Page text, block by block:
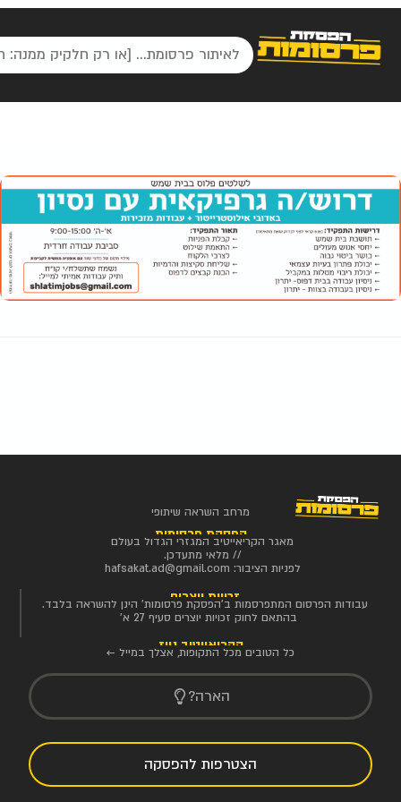
מרחב השראה שיתופי
הפסקת פרסומות
מאגר הקריאייטיב המגזרי הגדול בעולם
// מלאי מתעדכן.
לפניות הציבור: hafsakat.ad@gmail.com
זכויות יוצרים
עבודות הפרסום המתפרסמות ב'הפסקת פרסומות' הינן להשראה בלבד.
בהתאם לחוק זכויות יוצרים סעיף 27 א'
הקריאייטיב ניוז
כל הטובים מכל התקופות, אצלך במייל ←
הארה?
הצטרפות להפסקה